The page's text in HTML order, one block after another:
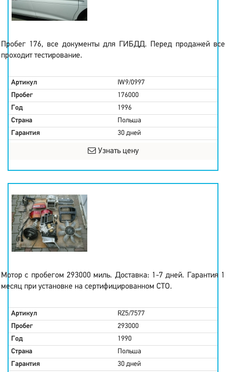
Пробег 176, все документы для ГИБДД. Перед продажей все
проходит тестирование.
Артикул
IW9/0997
Пробег
176000
Год
1996
Страна
Польша
Гарантия
30 дней
Узнать цену
Мотор с пробегом 293000 миль. Доставка: 1-7 дней. Гарантия 1
месяц при установке на сертифицированном СТО.
Артикул
RZ5/7577
Пробег
293000
Год
1990
Страна
Польша
Гарантия
30 дней